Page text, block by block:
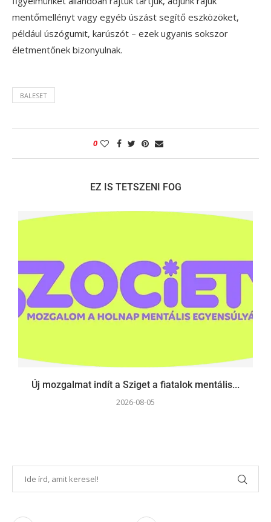
mentőmellényt vagy egyéb úszást segítő eszközöket,
például úszógumit, karúszót – ezek ugyanis sokszor
életmentőnek bizonyulnak.
BALESET
0
EZ IS TETSZENI FOG
Új mozgalmat indít a Sziget a fiatalok mentális...
2026-08-05